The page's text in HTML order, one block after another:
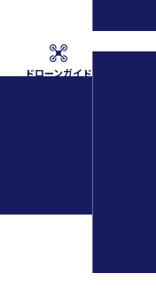
ドローンガイド